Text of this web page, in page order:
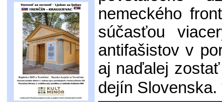
nemeckého
súčasťou
antifašistov v
aj naďalej
dejín Slovenska.